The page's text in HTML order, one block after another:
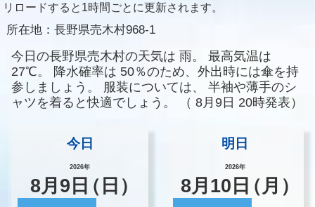
リロードすると1時間ごとに更新されます。
所在地： 長野県売木村968-1
今日の長野県売木村の天気は 雨。
最高気温は
27℃。
降水確率は 50％のため、外出時には傘を持
参しましょう。
服装については、
半袖や薄手のシ
ャツを着ると快適でしょう。
（ 8月9日 20時発表）
今日
2026年
8月 9 日（日）
明日
2026年
8月 10 日（月）